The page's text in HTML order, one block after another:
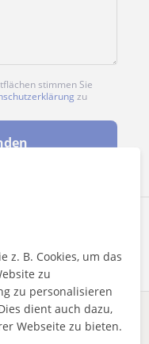
stimmen Sie
zu
Melden
z. B. Cookies, um das
zu
zu personalisieren
dient auch dazu,
Webseite zu bieten.